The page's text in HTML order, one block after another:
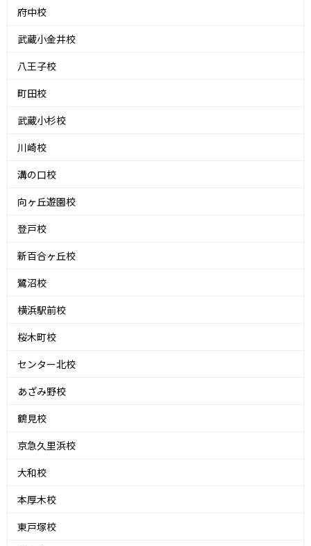
府中校
武蔵小金井校
八王子校
町田校
武蔵小杉校
川崎校
溝の口校
向ヶ丘遊園校
登戸校
新百合ヶ丘校
鷺沼校
横浜駅前校
桜木町校
センター北校
あざみ野校
鶴見校
京急久里浜校
大和校
本厚木校
東戸塚校